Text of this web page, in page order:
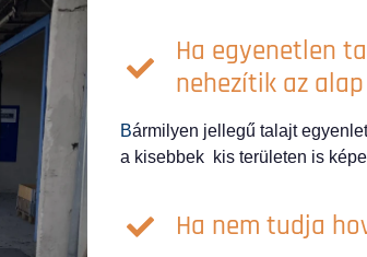
Ha egyenetlen
nehezítik az
Bármilyen jellegű talajt
a kisebbek kis területen is
Ha nem tudja